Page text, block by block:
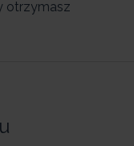
otrzymasz